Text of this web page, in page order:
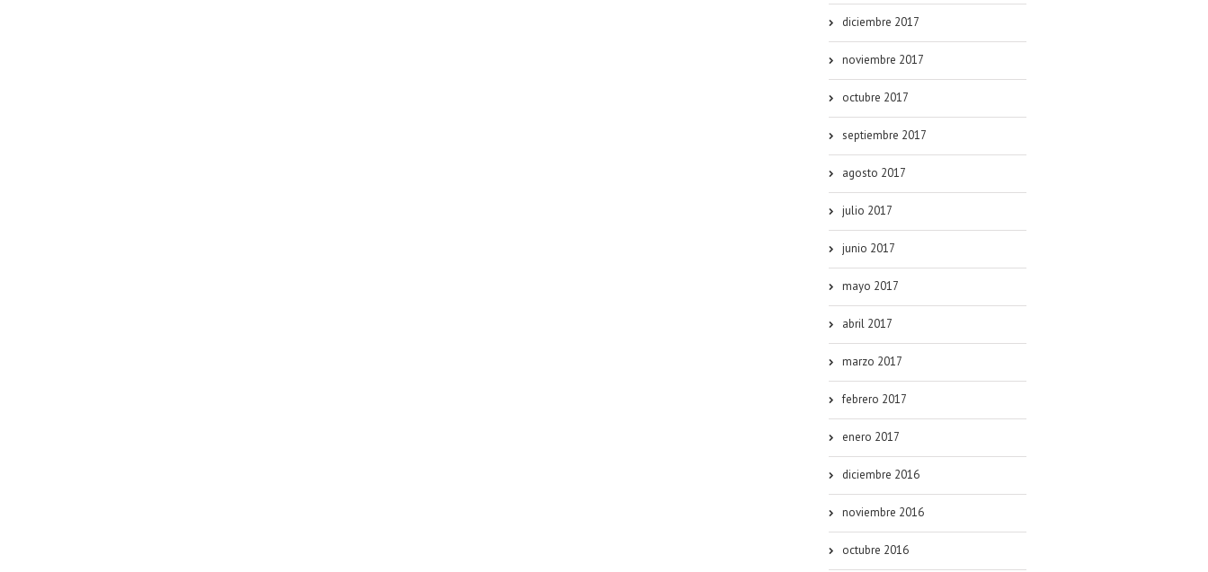
diciembre 2017
noviembre 2017
octubre 2017
septiembre 2017
agosto 2017
julio 2017
junio 2017
mayo 2017
abril 2017
marzo 2017
febrero 2017
enero 2017
diciembre 2016
noviembre 2016
octubre 2016